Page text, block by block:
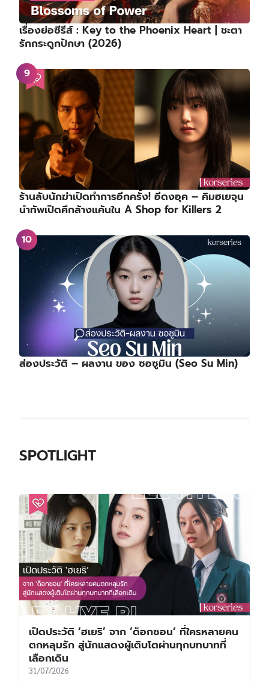
เรื่องย่อซีรีส์ : Key to the Phoenix Heart | ชะตา
รักกระดูกปักษา (2026)
ร้านลับนักฆ่าเปิดทำการอีกครั้ง! อีดงอุค – คิมฮเยจุน
นำทัพเปิดศึกล้างแค้นใน A Shop for Killers 2
ส่องประวัติ – ผลงาน ของ ซอซูมิน (Seo Su Min)
SPOTLIGHT
เปิดประวัติ ‘ฮเยริ’ จาก ‘ด็อกซอน’ ที่ใครหลายคน
ตกหลุมรัก สู่นักแสดงผู้เติบโตผ่านทุกบทบาทที่
เลือกเดิน
31/07/2026